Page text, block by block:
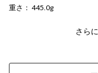
重さ ： 445.0g
さら